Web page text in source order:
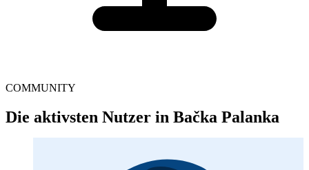
COMMUNITY
Die aktivsten Nutzer in Bačka Palanka